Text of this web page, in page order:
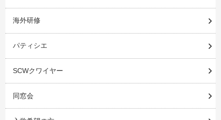
海外研修
パティシエ
SCWクワイヤー
同窓会